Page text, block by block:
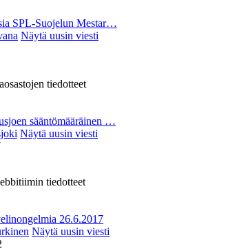
SPL-Suojelun Mestar…
Näytä uusin viesti
tiedotteet
sääntömääräinen …
Näytä uusin viesti
tiedotteet
26.6.2017
Näytä uusin viesti